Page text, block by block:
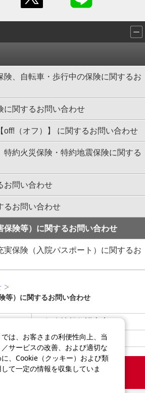
険、自転車・歩行中の保険に関するお
に関するお問い合わせ
off!（オフ）】 に関するお問い合わせ
約火災保険・特約地震保険に関する
お問い合わせ
るお問い合わせ
保険等）に関するお問い合わせ
実保険（入院パスポート）に関するお
等）に関するお問い合わせ
サイトマップ
Copyright©2014-2026
Japan Insurance Inc.
は、お客さまの利便性向上、当
サービスの改善、および適切な
、Cookie（クッキー）および類
て一定の情報を収集していま